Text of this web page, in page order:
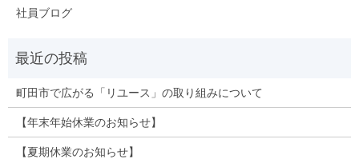
社員ブログ
町田市で広がる「リユース」の取り組みについて
【年末年始休業のお知らせ】
【夏期休業のお知らせ】